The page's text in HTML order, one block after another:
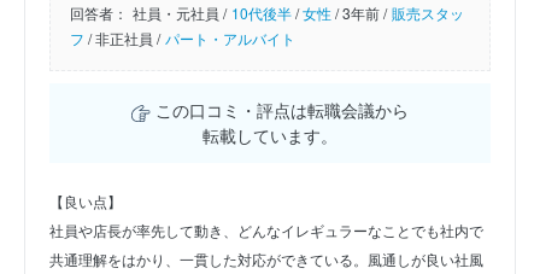
回答者： 社員・元社員 / 10代後半/女性/3年前 / 販売スタッ
フ /非正社員 / パート・アルバイト
この口コミ・評点は転職会議から
転載しています。
【良い点】
社員や店長が率先して動き、どんなイレギュラーなことでも社内で
共通理解をはかり、一貫した対応ができている。風通しが良い社風